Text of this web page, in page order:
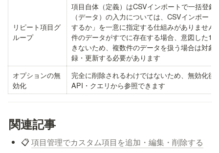
リピート項目グ
ループ
項目自体（定義）はCSVインポートで一括登録
（データ）の入力については、CSVインポー
するか」を一意に指定する仕組みがありません
件のデータがすでに存在する場合、意図した1
きないため、複数件のデータを扱う場合は対象
録・更新する必要があります
オプションの無
効化
完全に削除されるわけではないため、無効化後
API・クエリから参照できます
関連記事
📋 項目管理でカスタム項目を追加・編集・削除する